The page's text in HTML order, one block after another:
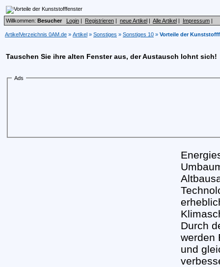
Willkommen: Besucher Login | Registrieren | neue Artikel | Alle Artikel | Impressum |
ArtikelVerzeichnis 0AM.de » Artikel » Sonstiges » Sonstiges 10 » Vorteile der
Tauschen Sie ihre alten Fenster aus, der Austausch lohnt sich!
Ads
Durch
werden
und